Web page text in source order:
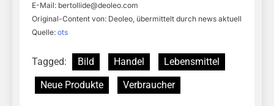
E-Mail: bertollide@deoleo.com
Original-Content von: Deoleo, übermittelt durch news aktuell
Quelle: ots
Tagged: Bild Handel
Lebensmittel
Neue Produkte
Verbraucher